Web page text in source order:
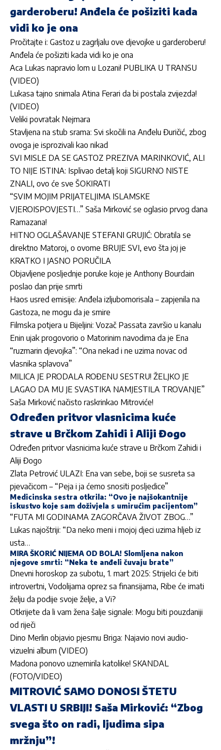
garderoberu! Anđela će pošiziti kada
vidi ko je ona
Pročitajte i: Gastoz u zagrljalu ove djevojke u garderoberu!
Anđela će pošiziti kada vidi ko je ona
Aca Lukas napravio lom u Lozani! PUBLIKA U TRANSU
(VIDEO)
Lukasa tajno snimala Atina Ferari da bi postala zvijezda!
(VIDEO)
Veliki povratak Nejmara
Stavljena na stub srama: Svi skočili na Anđelu Đuričić, zbog
ovoga je isprozivali kao nikad
SVI MISLE DA SE GASTOZ PREZIVA MARINKOVIĆ, ALI
TO NIJE ISTINA: Isplivao detalj koji SIGURNO NISTE
ZNALI, ovo će sve ŠOKIRATI
“SVIM MOJIM PRIJATELJIMA ISLAMSKE
VJEROISPOVJESTI…” Saša Mirković se oglasio prvog dana
Ramazana!
HITNO OGLAŠAVANJE STEFANI GRUJIĆ: Obratila se
direktno Matoroj, o ovome BRUJE SVI, evo šta joj je
KRATKO I JASNO PORUČILA
Objavljene posljednje poruke koje je Anthony Bourdain
poslao dan prije smrti
Haos usred emisije: Anđela izljubomorisala – zapjenila na
Gastoza, ne mogu da je smire
Filmska potjera u Bijeljini: Vozač Passata završio u kanalu
Enin ujak progovorio o Matorinim navodima da je Ena
“ruzmarin djevojka”: “Ona nekad i ne uzima novac od
vlasnika splavova”
MILICA JE PRODALA ROĐENU SESTRU! ŽELJKO JE
LAGAO DA MU JE SVASTIKA NAMJESTILA TROVANJE”
Saša Mirković načisto raskrinkao Mitroviće!
Određen pritvor vlasnicima kuće
strave u Brčkom Zahidi i Aliji Đogo
Određen pritvor vlasnicima kuće strave u Brčkom Zahidi i
Aliji Đogo
Zlata Petrović ULAZI: Ena van sebe, boji se susreta sa
pjevačicom – “Peja i ja ćemo snositi posljedice”
Medicinska sestra otkrila: “Ovo je najšokantnije
iskustvo koje sam doživjela s umirućim pacijentom”
“FUTA MI GODINAMA ZAGORČAVA ŽIVOT ZBOG…”
Lukas najoštriji: “Da neko meni i mojoj djeci uzima hljeb iz
usta…
MIRA ŠKORIĆ NIJEMA OD BOLA! Slomljena nakon
njegove smrti: “Neka te anđeli čuvaju brate”
Dnevni horoskop za subotu, 1. mart 2025: Strijelci će biti
introvertni, Vodolijama oprez sa finansijama, Ribe će imati
želju da podije svoje želje, a Vi?
Otkrijete da li vam žena šalje signale: Mogu biti pouzdaniji
od riječi
Dino Merlin objavio pjesmu Briga: Najavio novi audio-
vizuelni album (VIDEO)
Madona ponovo uznemirila katolike! SKANDAL
(FOTO/VIDEO)
MITROVIĆ SAMO DONOSI ŠTETU
VLASTI U SRBIJI! Saša Mirković: “Zbog
svega što on radi, ljudima sipa
mržnju”!